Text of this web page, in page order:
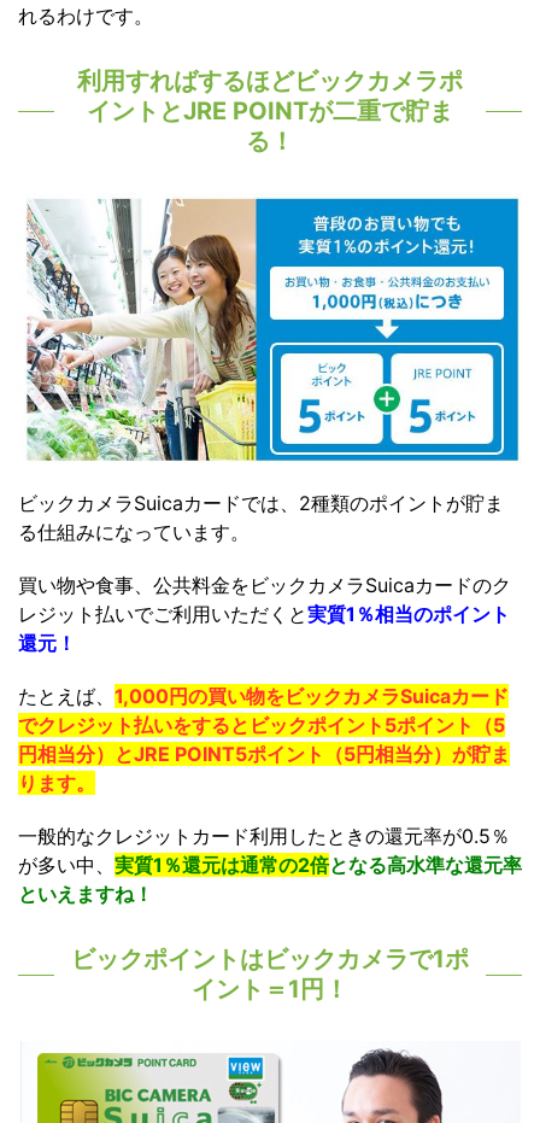
れるわけです。
利用すればするほどビックカメラポ
イントとJRE POINTが二重で貯ま
る！
ビックカメラSuicaカードでは、2種類のポイントが貯ま
る仕組みになっています。
買い物や食事、公共料金をビックカメラSuicaカードのク
レジット払いでご利用いただくと実質1％相当のポイント
還元！
たとえば、 1,000円の買い物をビックカメラSuicaカード
でクレジット払いをするとビックポイント5ポイント（5
円相当分）とJRE POINT5ポイント（5円相当分）が貯ま
ります。
一般的なクレジットカード利用したときの還元率が0.5％
が多い中、 実質1％還元は通常の2倍となる高水準な還元率
といえますね！
ビックポイントはビックカメラで1ポ
イント＝1円！